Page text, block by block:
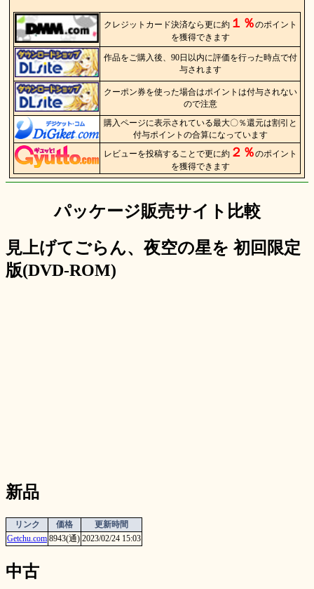
クレジットカード決済なら更に約１％のポイント
を獲得できます
作品をご購入後、90日以内に評価を行った時点で付
与されます
クーポン券を使った場合はポイントは付与されない
ので注意
購入ページに表示されている最大〇％還元は割引と
付与ポイントの合算になっています
レビューを投稿することで更に約２％のポイント
を獲得できます
パッケージ販売サイト比較
見上げてごらん、夜空の星を 初回限定
版(DVD-ROM)
新品
リンク 価格
更新時間
Getchu.com 8943(通) 2023/02/24 15:03
中古